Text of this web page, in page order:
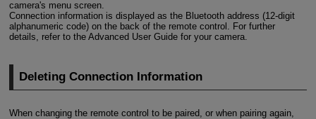
camera's menu screen.
Connection information is displayed as the Bluetooth address (12-digit
alphanumeric code) on the back of the remote control. For further
details, refer to the Advanced User Guide for your camera.
Deleting Connection Information
When changing the remote control to be paired, or when pairing again,